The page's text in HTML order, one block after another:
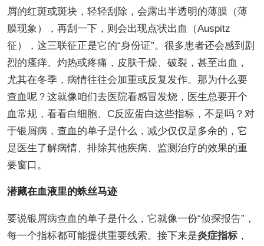
屑的红斑或斑块，轻轻刮除，会露出半透明的薄膜（薄
膜现象），再刮一下，则会出现点状出血（Auspitz
征），这三联征正是它的“身份证”。很多患者还会感到剧
烈的瘙痒、灼热或疼痛，皮肤干燥、破裂，甚至出血，
尤其在冬季，病情往往会加重或反复发作。那为什么要
查血呢？这就像咱们去医院看感冒发烧，医生总要开个
血常规，看看白细胞、C反应蛋白这些指标，不是吗？对
于银屑病，查血的单子是什么，减少仅仅是多余的，它
是医生了解病情、排除其他疾病、监测治疗的效果的重
要窗口。
潜藏在血液里的蛛丝马迹
要说银屑病查血的单子是什么，它就像一份“侦探报告”，
每一个指标都可能提供重要线索。接下来是炎症指标，